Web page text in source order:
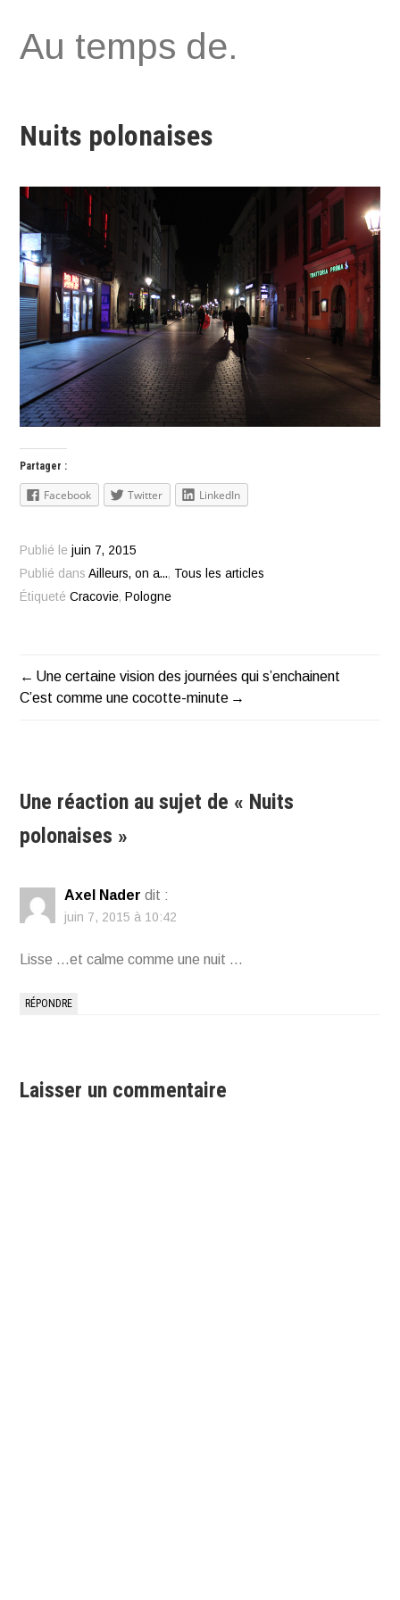
au
Au temps de.
Nuits polonaises
Partager :
Facebook Twitter LinkedIn
Publié lejuin 7, 2015
Publié dansAilleurs, on a..., Tous les articles
ÉtiquetéCracovie, Pologne
Navigation
Une certaine vision des journées qui s’enchainent
C’est comme une cocotte-minute
Une réaction au sujet de « Nuits
polonaises »
Axel Nader dit :
juin 7, 2015 à 10:42
Lisse …et calme comme une nuit …
RÉPONDRE
Laisser un commentaire